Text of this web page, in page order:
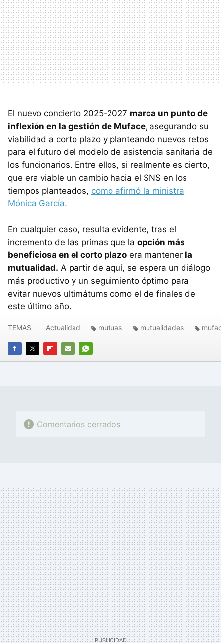
El nuevo concierto 2025-2027 marca un punto de
inflexión en la gestión de Muface, asegurando su
viabilidad a corto plazo y planteando nuevos retos
para el futuro del modelo de asistencia sanitaria de
los funcionarios. Entre ellos, si realmente es cierto,
que era viable un cambio hacia el SNS en los
tiempos planteados, como afirmó la ministra
Mónica García.
En cualquier caso, resulta evidente, tras el
incremento de las primas que la opción más
beneficiosa en el corto plazo era mantener la
mutualidad. A partir de aquí, se espera un diálogo
más productivo y un seguimiento óptimo para
evitar nuevos ultimátums como el de finales de
este último año.
FACEBOOK
TWITTERFLIPBOARD
E-
WHATSAPP
TEMAS Actualidad mutuas mutualidades
Comentarios cerrados